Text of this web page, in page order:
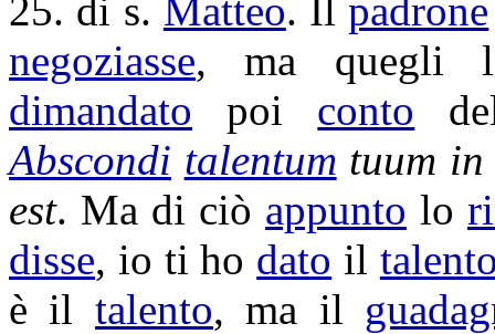
25. di s. Matteo. Ilpadrone
negoziasse, ma
dimandato poi conto
Abscondi talentum tuum
est. Ma di ciò appunto lo
disse, io ti ho dato il
è il talento, ma il